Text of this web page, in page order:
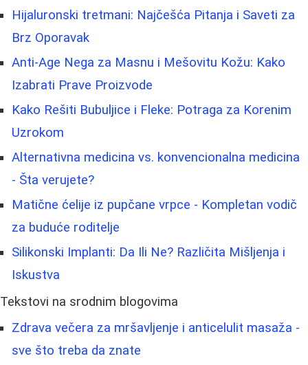
Hijaluronski tretmani: Najčešća Pitanja i Saveti za
Brz Oporavak
Anti-Age Nega za Masnu i Mešovitu Kožu: Kako
Izabrati Prave Proizvode
Kako Rešiti Bubuljice i Fleke: Potraga za Korenim
Uzrokom
Alternativna medicina vs. konvencionalna medicina
- Šta verujete?
Matične ćelije iz pupčane vrpce - Kompletan vodič
za buduće roditelje
Silikonski Implanti: Da Ili Ne? Različita Mišljenja i
Iskustva
Tekstovi na srodnim blogovima
Zdrava večera za mršavljenje i anticelulit masaža -
sve što treba da znate